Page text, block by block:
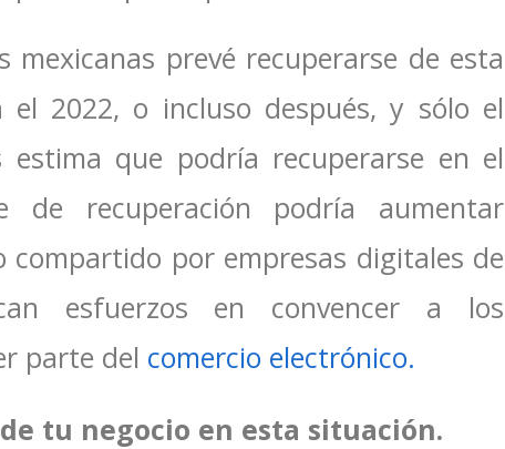
mexicanas prevé recuperarse de esta
el 2022, o incluso después, y sólo el
estima que podría recuperarse en el
de recuperación podría aumentar
compartido por empresas digitales de
esfuerzos en convencer a los
parte del comercio electrónico.
tu negocio en esta situación.